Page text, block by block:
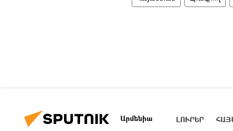
Արմենիա ԼՈՒՐԵՐ